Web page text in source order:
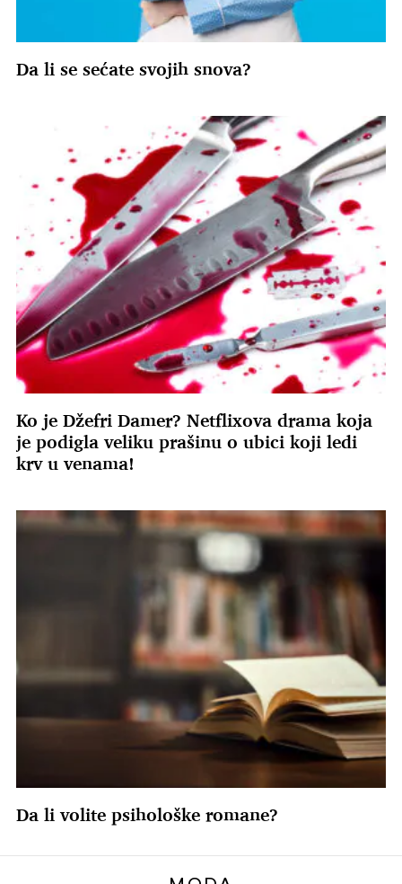
Da li se sećate svojih snova?
Ko je Džefri Damer? Netflixova drama koja
je podigla veliku prašinu o ubici koji ledi
krv u venama!
Da li volite psihološke romane?